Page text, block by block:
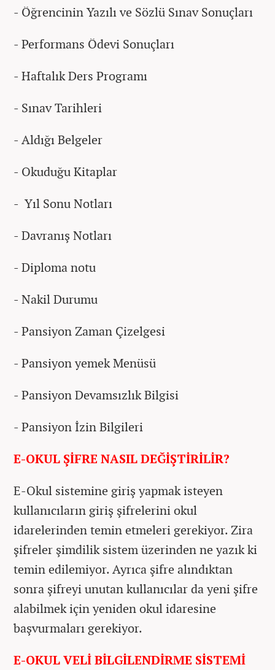
- Öğrencinin Yazılı ve Sözlü Sınav Sonuçları
- Performans Ödevi Sonuçları
- Haftalık Ders Programı
- Sınav Tarihleri
- Aldığı Belgeler
- Okuduğu Kitaplar
- Yıl Sonu Notları
- Davranış Notları
- Diploma notu
- Nakil Durumu
- Pansiyon Zaman Çizelgesi
- Pansiyon yemek Menüsü
- Pansiyon Devamsızlık Bilgisi
- Pansiyon İzin Bilgileri
E-OKUL ŞİFRE NASIL DEĞİŞTİRİLİR?
E-Okul sistemine giriş yapmak isteyen
kullanıcıların giriş şifrelerini okul
idarelerinden temin etmeleri gerekiyor. Zira
şifreler şimdilik sistem üzerinden ne yazık ki
temin edilemiyor. Ayrıca şifre alındıktan
sonra şifreyi unutan kullanıcılar da yeni şifre
alabilmek için yeniden okul idaresine
başvurmaları gerekiyor.
E-OKUL VELİ BİLGİLENDİRME SİSTEMİ